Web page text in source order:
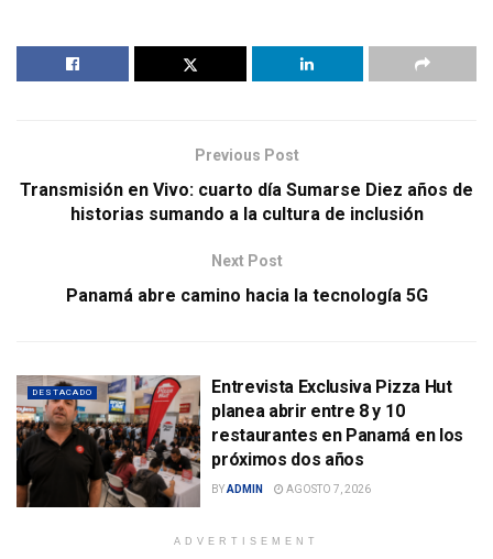
Previous Post
Transmisión en Vivo: cuarto día Sumarse Diez años de
historias sumando a la cultura de inclusión
Next Post
Panamá abre camino hacia la tecnología 5G
DESTACADO
Entrevista Exclusiva Pizza Hut
planea abrir entre 8 y 10
restaurantes en Panamá en los
próximos dos años
BYADMIN AGOSTO 7, 2026
ADVERTISEMENT